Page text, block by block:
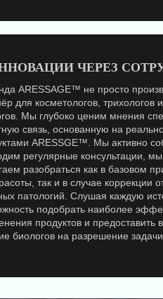
ЧЕРЕЗ
ARESSAGE™ не просто
для косметологов, трихологов
Мы глубоко ценим мнения
связь, основанную на
ARESSGE™. Мы активно
регулярные консультации, мы
разобраться как в базовом
так и в случае коррекции
патологий. Слушая каждую
подобрать наиболее
продуктов и предоставить
биологов на разрешение